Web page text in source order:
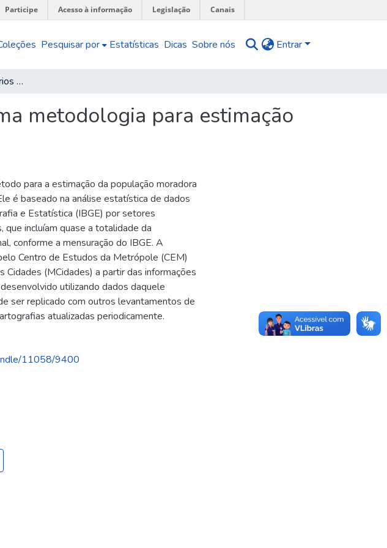
Participe Acesso à informação Legislação Canais
Pesquisar por Estatísticas Dicas Sobre nós Entrar
Assentamentos precários no Brasil : uma metodologia para estimação e análise
metodologia para estimação
para a estimação da população moradora
é baseado na análise estatística de dados
e Estatística (IBGE) por setores
que incluíam quase a totalidade da
conforme a mensuração do IBGE. A
Centro de Estudos da Metrópole (CEM)
Cidades (MCidades) a partir das informações
utilizando dados daquele
ser replicado com outros levantamentos de
atualizadas periodicamente.
11058/9400